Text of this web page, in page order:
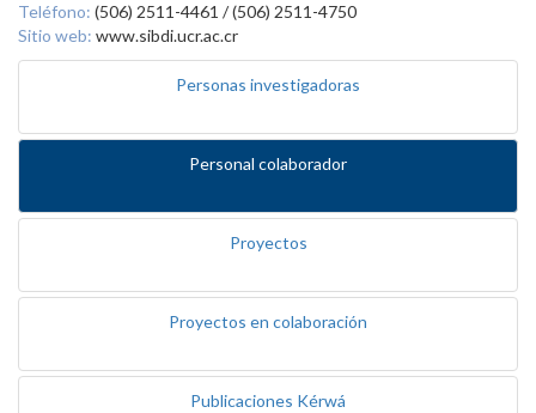
Teléfono: (506) 2511-4461 / (506) 2511-4750
Sitio web: www.sibdi.ucr.ac.cr
Personas investigadoras
Personal colaborador
Proyectos
Proyectos en colaboración
Publicaciones Kérwá